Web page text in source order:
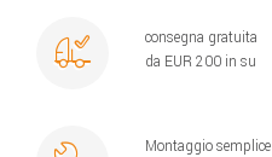
consegna gratuita
da EUR 200 in su
Montaggio semplice